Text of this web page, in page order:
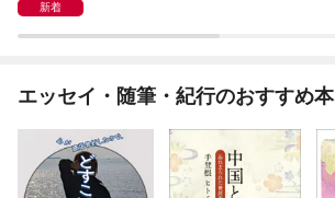
新着
エッセイ・随筆・紀行のおすすめ本